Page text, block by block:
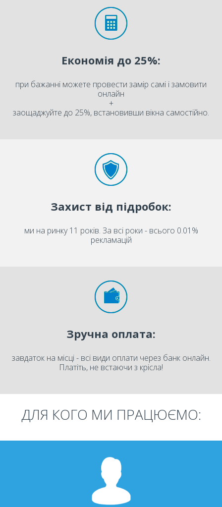
Економія до 25%:
при бажанні можете провести замір самі і замовити
онлайн
+
заощаджуйте до 25%, встановивши вікна самостійно.
Захист від підробок:
ми на ринку 11 років. За всі роки - всього 0.01%
рекламацій
Зручна оплата:
завдаток на місці - всі види оплати через банк онлайн.
Платіть, не встаючи з крісла!
ДЛЯ КОГО МИ ПРАЦЮЄМО: